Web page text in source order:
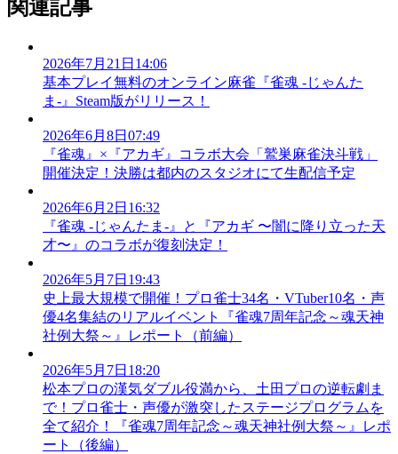
関連記事
2026年7月21日14:06
基本プレイ無料のオンライン麻雀『雀魂 -じゃんた
ま-』Steam版がリリース！
2026年6月8日07:49
『雀魂』×『アカギ』コラボ大会「鷲巣麻雀決斗戦」
開催決定！決勝は都内のスタジオにて生配信予定
2026年6月2日16:32
『雀魂 -じゃんたま-』と『アカギ 〜闇に降り立った天
才〜』のコラボが復刻決定！
2026年5月7日19:43
史上最大規模で開催！プロ雀士34名・VTuber10名・声
優4名集結のリアルイベント『雀魂7周年記念～魂天神
社例大祭～』レポート（前編）
2026年5月7日18:20
松本プロの漢気ダブル役満から、土田プロの逆転劇ま
で！プロ雀士・声優が激突したステージプログラムを
全て紹介！『雀魂7周年記念～魂天神社例大祭～』レポ
ート（後編）